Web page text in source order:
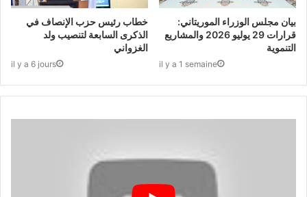
خطاب رئيس حزب الإنصاف في
الذكرى السابعة لتنصيب ولد
الغزواني
il y a 6 jours
بيان مجلس الوزراء الموريتاني:
قرارات 29 يوليو 2026 والمشاريع
التنموية
il y a 1 semaine